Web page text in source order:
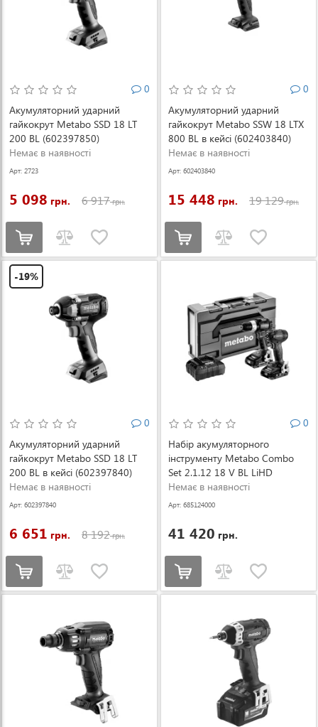
0
Акумуляторний ударний
гайкокрут Metabo SSD 18 LT
200 BL (602397850)
Немає в наявності
Арт: 2723
5 098 грн. 6 917грн.
0
Акумуляторний ударний
гайкокрут Metabo SSW 18 LTX
800 BL в кейсі (602403840)
Немає в наявності
Арт: 602403840
15 448 грн. 19 129грн.
-19%
0
Акумуляторний ударний
гайкокрут Metabo SSD 18 LT
200 BL в кейсі (602397840)
Немає в наявності
Арт: 602397840
6 651 грн. 8 192грн.
0
Набір акумуляторного
інструменту Metabo Combo
Set 2.1.12 18 V BL LiHD
(685124000)
Немає в наявності
Арт: 685124000
41 420 грн.